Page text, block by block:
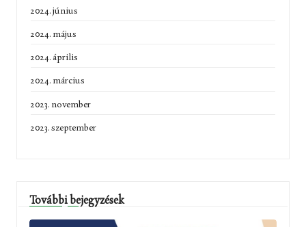
2024. június
2024. május
2024. április
2024. március
2023. november
2023. szeptember
További bejegyzések